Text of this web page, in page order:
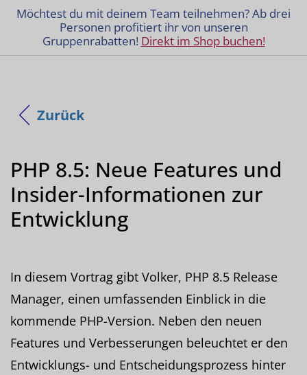
Möchtest du mit deinem Team teilnehmen? Ab drei
Personen profitiert ihr von unseren
Gruppenrabatten! Direkt im Shop buchen!
Zurück
PHP 8.5: Neue Features und
Insider-Informationen zur
Entwicklung
In diesem Vortrag gibt Volker, PHP 8.5 Release
Manager, einen umfassenden Einblick in die
kommende PHP-Version. Neben den neuen
Features und Verbesserungen beleuchtet er den
Entwicklungs- und Entscheidungsprozess hinter